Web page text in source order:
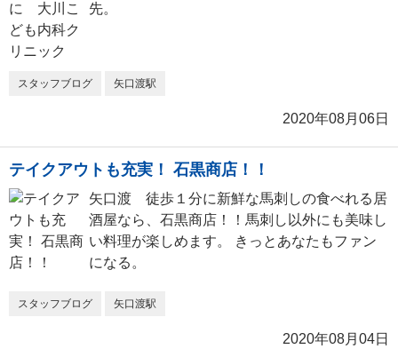
先。
スタッフブログ 矢口渡駅
2020年08月06日
テイクアウトも充実！ 石黒商店！！
矢口渡 徒歩１分に新鮮な馬刺しの食べれる居
酒屋なら、石黒商店！！馬刺し以外にも美味し
い料理が楽しめます。 きっとあなたもファン
になる。
スタッフブログ 矢口渡駅
2020年08月04日